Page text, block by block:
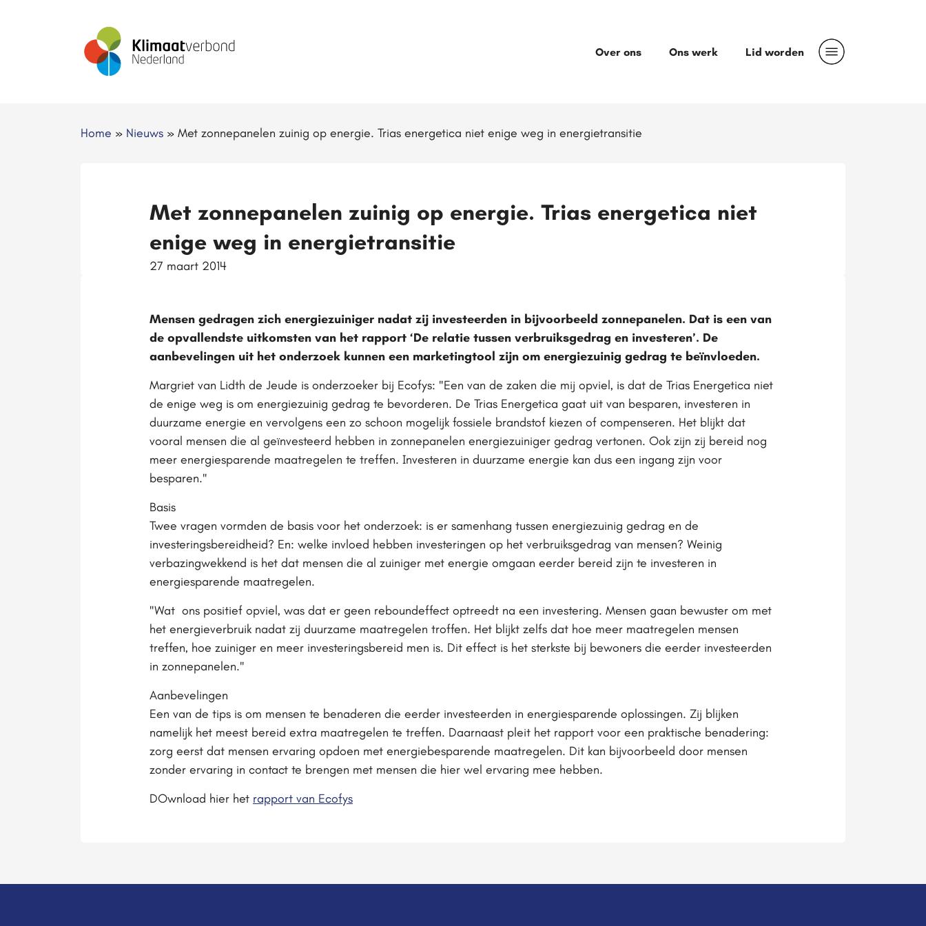
Over ons Ons werk Lid worden
Home » Nieuws » Met zonnepanelen zuinig op energie. Trias energetica niet enige weg in energietransitie
Met zonnepanelen zuinig op energie. Trias energetica niet
enige weg in energietransitie
27 maart 2014
Mensen gedragen zich energiezuiniger nadat zij investeerden in bijvoorbeeld zonnepanelen. Dat is een van
de opvallendste uitkomsten van het rapport ‘De relatie tussen verbruiksgedrag en investeren’. De
aanbevelingen uit het onderzoek kunnen een marketingtool zijn om energiezuinig gedrag te beïnvloeden.
Margriet van Lidth de Jeude is onderzoeker bij Ecofys: "Een van de zaken die mij opviel, is dat de Trias Energetica niet
de enige weg is om energiezuinig gedrag te bevorderen. De Trias Energetica gaat uit van besparen, investeren in
duurzame energie en vervolgens een zo schoon mogelijk fossiele brandstof kiezen of compenseren. Het blijkt dat
vooral mensen die al geïnvesteerd hebben in zonnepanelen energiezuiniger gedrag vertonen. Ook zijn zij bereid nog
meer energiesparende maatregelen te treffen. Investeren in duurzame energie kan dus een ingang zijn voor
besparen."
Basis
Twee vragen vormden de basis voor het onderzoek: is er samenhang tussen energiezuinig gedrag en de
investeringsbereidheid? En: welke invloed hebben investeringen op het verbruiksgedrag van mensen? Weinig
verbazingwekkend is het dat mensen die al zuiniger met energie omgaan eerder bereid zijn te investeren in
energiesparende maatregelen.
"Wat ons positief opviel, was dat er geen reboundeffect optreedt na een investering. Mensen gaan bewuster om met
het energieverbruik nadat zij duurzame maatregelen troffen. Het blijkt zelfs dat hoe meer maatregelen mensen
treffen, hoe zuiniger en meer investeringsbereid men is. Dit effect is het sterkste bij bewoners die eerder investeerden
in zonnepanelen."
Aanbevelingen
Een van de tips is om mensen te benaderen die eerder investeerden in energiesparende oplossingen. Zij blijken
namelijk het meest bereid extra maatregelen te treffen. Daarnaast pleit het rapport voor een praktische benadering:
zorg eerst dat mensen ervaring opdoen met energiebesparende maatregelen. Dit kan bijvoorbeeld door mensen
zonder ervaring in contact te brengen met mensen die hier wel ervaring mee hebben.
DOwnload hier het rapport van Ecofys